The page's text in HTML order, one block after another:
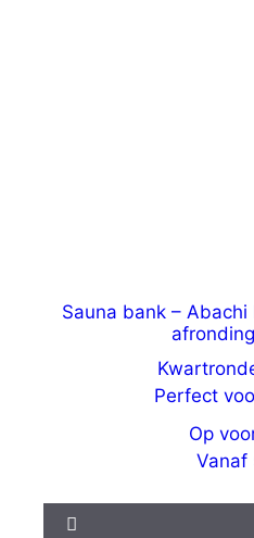
Sauna bank –
Perfect
Op
Vanaf